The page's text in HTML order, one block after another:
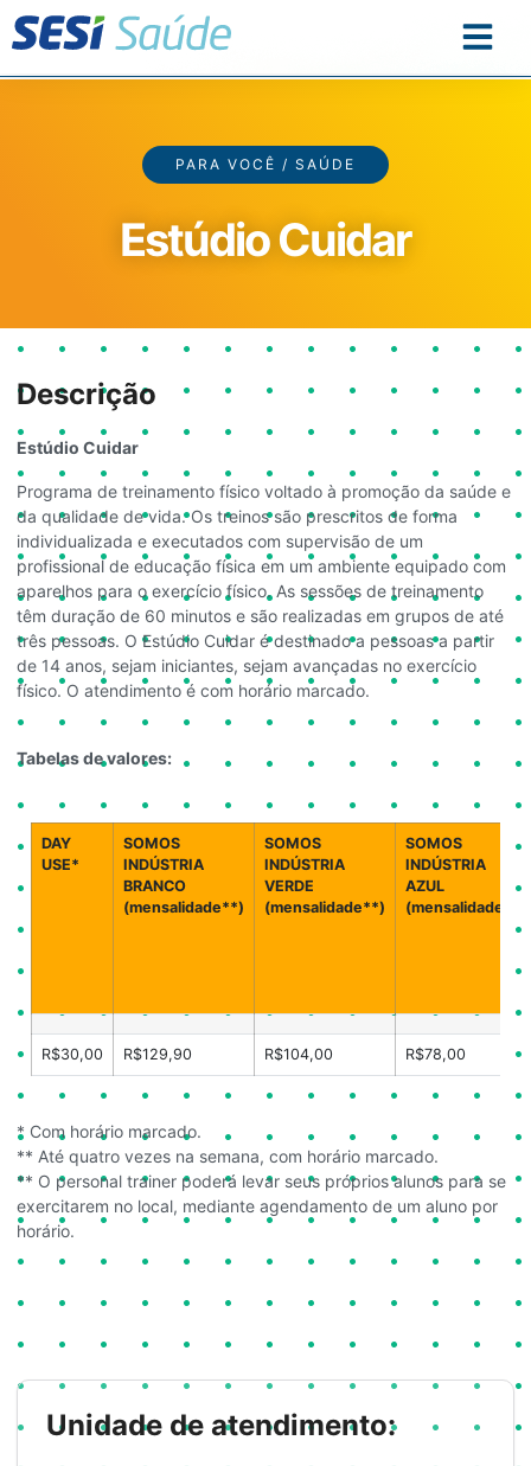
PARA VOCÊ / SAÚDE
Estúdio Cuidar
Descrição
Estúdio Cuidar
Programa de treinamento físico voltado à promoção da saúde e
da qualidade de vida. Os treinos são prescritos de forma
individualizada e executados com supervisão de um
profissional de educação física em um ambiente equipado com
aparelhos para o exercício físico. As sessões de treinamento
têm duração de 60 minutos e são realizadas em grupos de até
três pessoas. O Estúdio Cuidar é destinado a pessoas a partir
de 14 anos, sejam iniciantes, sejam avançadas no exercício
físico. O atendimento é com horário marcado.
Tabelas de valores:
DAY
USE*
SOMOS
INDÚSTRIA
BRANCO
(mensalidade**)
SOMOS
INDÚSTRIA
VERDE
(mensalidade**)
SOMOS
INDÚSTRIA
AZUL
(mensalidade**)
R$30,00 R$129,90 R$104,00 R$78,00
* Com horário marcado.
** Até quatro vezes na semana, com horário marcado.
** O personal trainer poderá levar seus próprios alunos para se
exercitarem no local, mediante agendamento de um aluno por
horário.
Unidade de atendimento: